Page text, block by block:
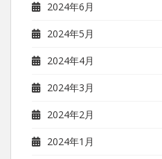
2024年6月
2024年5月
2024年4月
2024年3月
2024年2月
2024年1月